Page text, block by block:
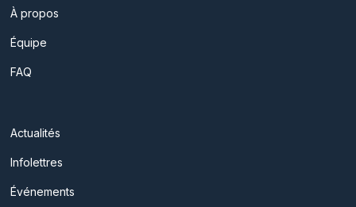
À propos
Équipe
FAQ
Actualités
Infolettres
Événements